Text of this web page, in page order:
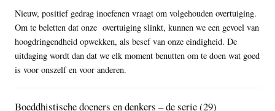
Nieuw, positief gedrag inoefenen vraagt om volgehouden overtuiging.
Om te beletten dat onze overtuiging slinkt, kunnen we een gevoel van
hoogdringendheid opwekken, als besef van onze eindigheid. De
uitdaging wordt dan dat we elk moment benutten om te doen wat goed
is voor onszelf en voor anderen.
Boeddhistische doeners en denkers – de serie (29)